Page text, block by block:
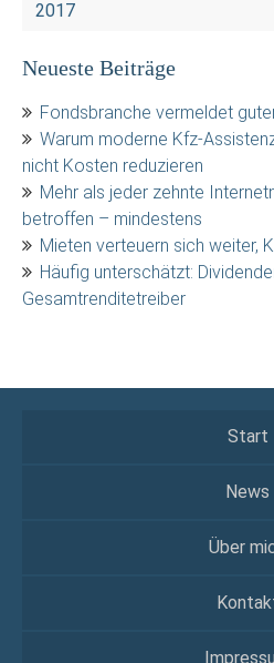
2017
Neueste Beiträge
Fondsbranche vermeldet
Warum moderne Kfz-
nicht Kosten reduzieren
Mehr als jeder zehnte
betroffen – mindestens
Mieten verteuern sich weiter,
Häufig unterschätzt:
Gesamtrenditetreiber
Start
News
Über